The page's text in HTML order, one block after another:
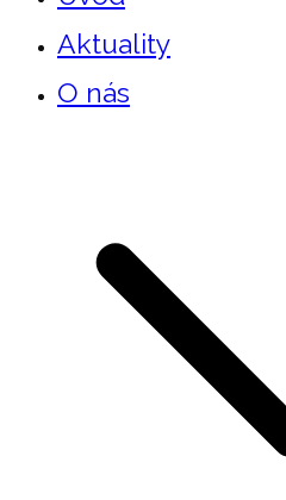
Aktuality
O nás